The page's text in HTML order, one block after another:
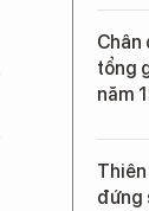
Chân
tổng
năm
đứng